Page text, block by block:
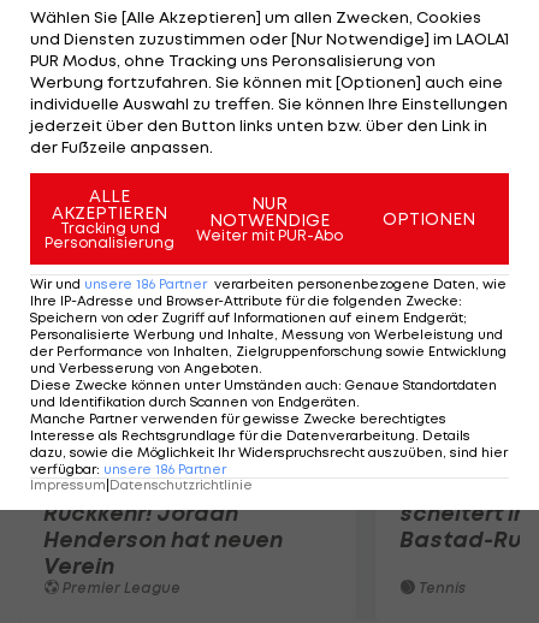
Scorerpunkt. Überragender Mann ist Josh Bailey
mit zwei Toren und drei Assists. Spitzenreiter St.
Louis verliert bei Chicago mit 3:4 n.P., New Jersey
schlägt Tampa Bay mit 6:4. Weiters: Toronto-
Philadelphia 1:7, Minnesota-Florida 3:2 n.V.
Mehr zum Thema
Premier-League-
Rückkehr! Jordan
Henderson hat neuen
Verein
Premier League
Sebastian
scheitert in
Bastad-
Tennis
Wählen Sie [Alle Akzeptieren] um allen Zwecken, Cookies
und Diensten zuzustimmen oder [Nur Notwendige] im LAOLA1
PUR Modus, ohne Tracking uns Peronsalisierung von
Werbung fortzufahren. Sie können mit [Optionen] auch eine
individuelle Auswahl zu treffen. Sie können Ihre Einstellungen
jederzeit über den Button links unten bzw. über den Link in
der Fußzeile anpassen.
ALLE
AKZEPTIEREN
Tracking und
Personalisierung
NUR
NOTWENDIGE
Weiter mit PUR-Abo
OPTIONEN
Wir und unsere 186 Partner verarbeiten personenbezogene Daten, wie
Ihre IP-Adresse und Browser-Attribute für die folgenden Zwecke:
Speichern von oder Zugriff auf Informationen auf einem Endgerät;
Personalisierte Werbung und Inhalte, Messung von Werbeleistung und
der Performance von Inhalten, Zielgruppenforschung sowie Entwicklung
und Verbesserung von Angeboten.
Diese Zwecke können unter Umständen auch: Genaue Standortdaten
und Identifikation durch Scannen von Endgeräten.
Manche Partner verwenden für gewisse Zwecke berechtigtes
Interesse als Rechtsgrundlage für die Datenverarbeitung. Details
dazu, sowie die Möglichkeit Ihr Widerspruchsrecht auszuüben, sind hier
verfügbar: unsere 186 Partner
Impressum Datenschutzrichtlinie